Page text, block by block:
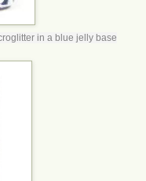
in a blue jelly base